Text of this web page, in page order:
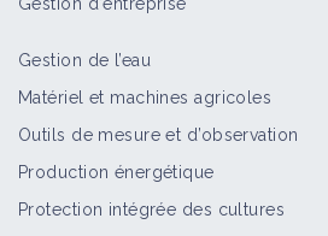
Gestion de l’eau
Matériel et machines agricoles
Outils de mesure et d’observation
Production énergétique
Protection intégrée des cultures